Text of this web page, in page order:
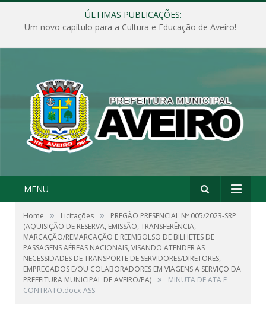
ÚLTIMAS PUBLICAÇÕES:
Um novo capítulo para a Cultura e Educação de Aveiro!
MENU
Home » Licitações »
PREGÃO PRESENCIAL Nº 005/2023-SRP
(AQUISIÇÃO DE RESERVA, EMISSÃO, TRANSFERÊNCIA,
MARCAÇÃO/REMARCAÇÃO E REEMBOLSO DE BILHETES DE
PASSAGENS AÉREAS NACIONAIS, VISANDO ATENDER AS
NECESSIDADES DE TRANSPORTE DE SERVIDORES/DIRETORES,
EMPREGADOS E/OU COLABORADORES EM VIAGENS A SERVIÇO DA
PREFEITURA MUNICIPAL DE AVEIRO/PA) »
MINUTA DE ATA E
CONTRATO.docx-ASS